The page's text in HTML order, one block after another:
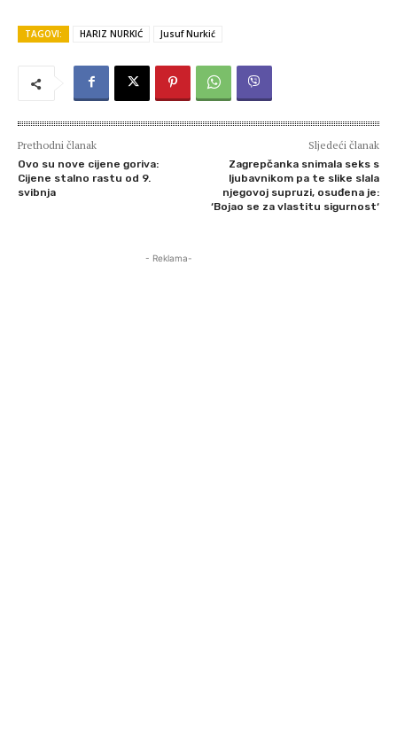
TAGOVI: HARIZ NURKIĆ Jusuf Nurkić
Prethodni članak
Ovo su nove cijene goriva:
Cijene stalno rastu od 9.
svibnja
Sljedeći članak
Zagrepčanka snimala seks s
ljubavnikom pa te slike slala
njegovoj supruzi, osuđena je:
‘Bojao se za vlastitu sigurnost‘
- Reklama-